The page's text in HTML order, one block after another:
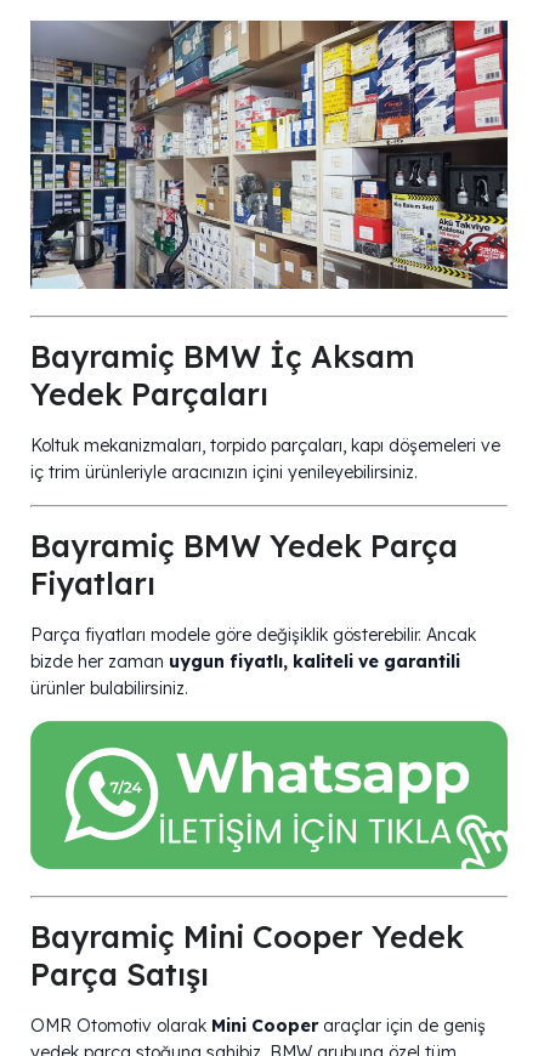
Bayramiç BMW İç Aksam
Yedek Parçaları
Koltuk mekanizmaları, torpido parçaları, kapı döşemeleri ve
iç trim ürünleriyle aracınızın içini yenileyebilirsiniz.
Bayramiç BMW Yedek Parça
Fiyatları
Parça fiyatları modele göre değişiklik gösterebilir. Ancak
bizde her zaman uygun fiyatlı, kaliteli ve garantili
ürünler bulabilirsiniz.
Bayramiç Mini Cooper Yedek
Parça Satışı
OMR Otomotiv olarak Mini Cooperaraçlar için de geniş